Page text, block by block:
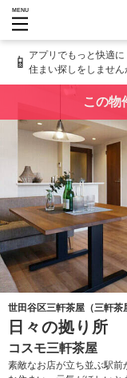
MENU
📱 アプリでもっと快適に
住まい探しをしません
この物
世田谷区三軒茶屋（三軒茶
日々の拠り所
コスモ三軒茶屋
素敵なお店が立ち並ぶ駅